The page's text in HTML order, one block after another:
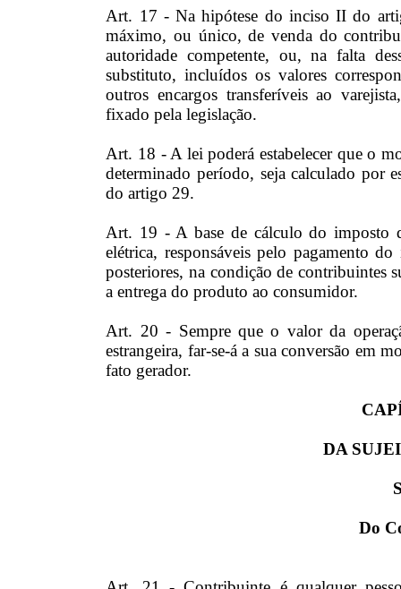
Art. 17 - Na hipótese do inciso II do
máximo, ou único, de venda do
autoridade competente, ou, na falta
substituto, incluídos os valores
outros encargos transferíveis ao
fixado pela legislação.
Art. 18 - A lei poderá estabelecer que o
determinado período, seja calculado por
do artigo 29.
Art. 19 - A base de cálculo do imposto
elétrica, responsáveis pelo pagamento
posteriores, na condição de contribuintes
a entrega do produto ao consumidor.
Art. 20 - Sempre que o valor da
estrangeira, far-se-á a sua conversão em
fato gerador.
DA
Do